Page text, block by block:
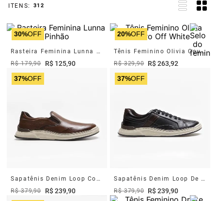
312
30%OFF
Rasteira Feminina Lunna Pinhão
R$ 179,90 R$ 125,90
20%OFF
Tênis Feminino Olivia Couro Off White
R$ 329,90 R$ 263,92
37%OFF
Sapatênis Denim Loop Conhaque
R$ 379,90 R$ 239,90
37%OFF
Sapatênis Denim Loop De Couro Preto
R$ 379,90 R$ 239,90